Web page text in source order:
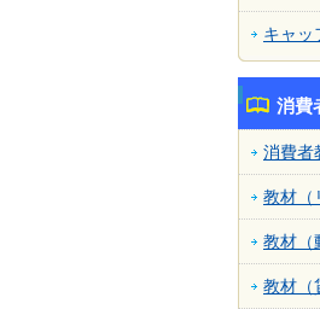
キャッ
消費
消費者
教材（
教材（
教材（